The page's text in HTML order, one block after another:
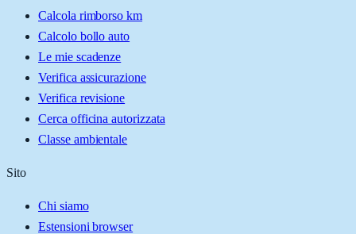
Calcola rimborso km
Calcolo bollo auto
Le mie scadenze
Verifica assicurazione
Verifica revisione
Cerca officina autorizzata
Classe ambientale
Sito
Chi siamo
Estensioni browser